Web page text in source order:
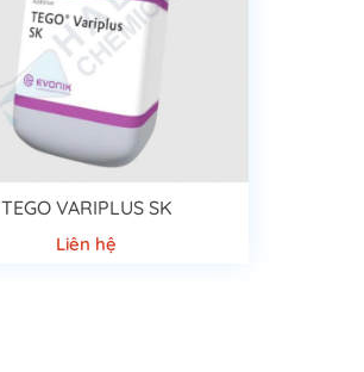
TEGO VARIPLUS SK
Liên hệ